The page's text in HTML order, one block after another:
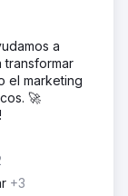
a
transformar
el marketing
🚀
+3